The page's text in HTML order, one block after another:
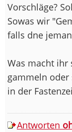
Vorschläge?
Sowas wir
falls dne
Was macht ihr
gammeln
in der
Antworten